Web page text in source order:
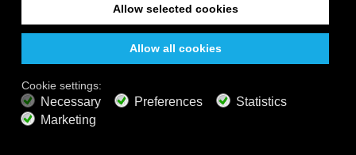
und Schnörkeln, die Neumen genannt wurden. Ein
italienischer Mönch namens Guido von Arezzo kam
auf die Idee, eine Reihe von parallelen Linien zu
verwenden, die über das Blatt gezogen wurden und
die wir heute als “Notenlinien“ kennen.
Gregorianischer Gesang bei